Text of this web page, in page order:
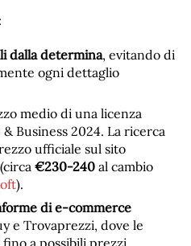
dalla determina, evitando di
ogni dettaglio
medio di una licenza
Business 2024. La ricerca
ufficiale sul sito
(circa €230-240 al cambio
).
di e-commerce
e Trovaprezzi, dove le
fino a possibili prezzi